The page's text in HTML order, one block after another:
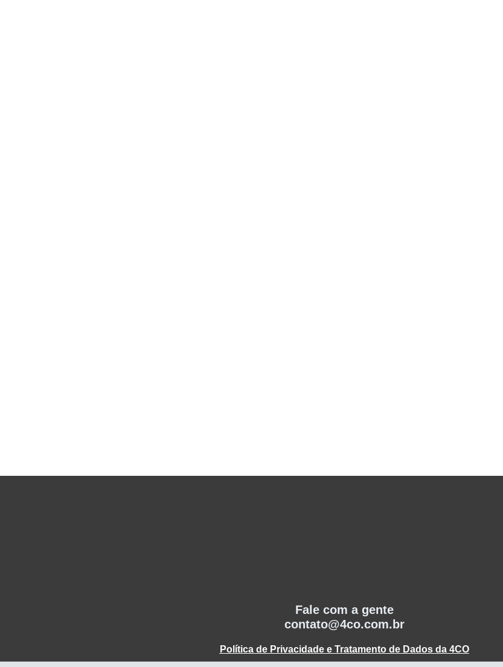
Fale com a gente
contato@4co.com.br
Política de Privacidade e Tratamento de Dados da 4CO